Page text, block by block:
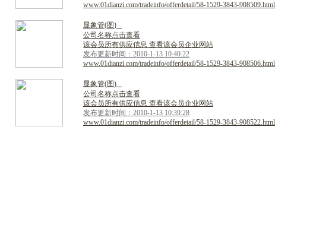
www.01dianzi.com/tradeinfo/offerdetail/58-1529-3843-908509.html
显象管(图)
公司名称点击查看
该会员所有供应信息 查看该会员企业网站
发布更新时间：2010-1-13 10:40:22
www.01dianzi.com/tradeinfo/offerdetail/58-1529-3843-908506.html
显象管(图)
公司名称点击查看
该会员所有供应信息 查看该会员企业网站
发布更新时间：2010-1-13 10:39:28
www.01dianzi.com/tradeinfo/offerdetail/58-1529-3843-908522.html